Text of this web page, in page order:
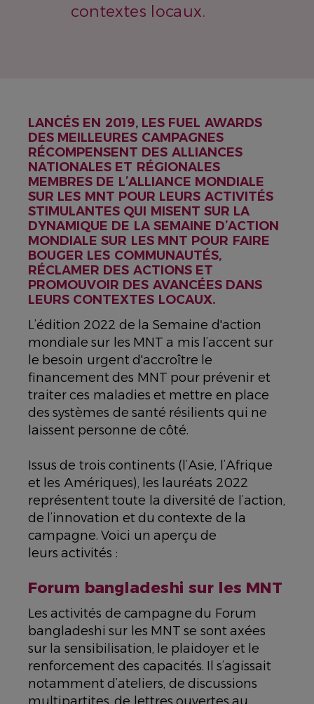
contextes locaux.
LANCÉS EN 2019, LES FUEL AWARDS
DES MEILLEURES CAMPAGNES
RÉCOMPENSENT DES ALLIANCES
NATIONALES ET RÉGIONALES
MEMBRES DE L’ALLIANCE MONDIALE
SUR LES MNT POUR LEURS ACTIVITÉS
STIMULANTES QUI MISENT SUR LA
DYNAMIQUE DE LA SEMAINE D’ACTION
MONDIALE SUR LES MNT POUR FAIRE
BOUGER LES COMMUNAUTÉS,
RÉCLAMER DES ACTIONS ET
PROMOUVOIR DES AVANCÉES DANS
LEURS CONTEXTES LOCAUX.
L’édition 2022 de la Semaine d'action
mondiale sur les MNT a mis l’accent sur
le besoin urgent d'accroître le
financement des MNT pour prévenir et
traiter ces maladies et mettre en place
des systèmes de santé résilients qui ne
laissent personne de côté.
Issus de trois continents (l’Asie, l’Afrique
et les Amériques), les lauréats 2022
représentent toute la diversité de l’action,
de l’innovation et du contexte de la
campagne. Voici un aperçu de
leurs activités :
Forum bangladeshi sur les MNT
Les activités de campagne du Forum
bangladeshi sur les MNT se sont axées
sur la sensibilisation, le plaidoyer et le
renforcement des capacités. Il s’agissait
notamment d’ateliers, de discussions